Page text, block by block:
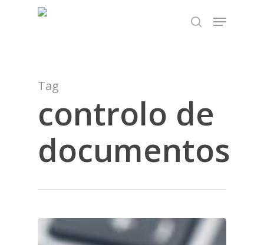
TEST89838
search
Menu
Tag
controlo de
documentos